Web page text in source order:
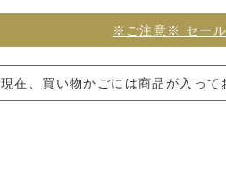
※ご注意※ セール
現在、買い物かごには商品が入って